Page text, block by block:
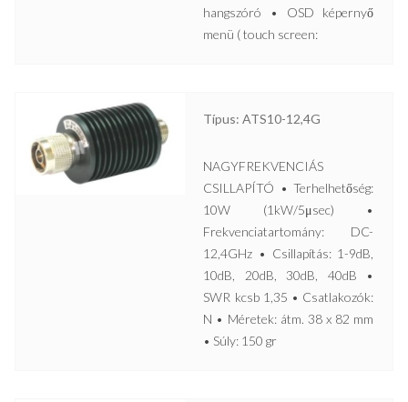
hangszóró • OSD képernyő
menü ( touch screen:
Típus: ATS10-12,4G
NAGYFREKVENCIÁS
CSILLAPÍTÓ • Terhelhetőség:
10W (1kW/5μsec) •
Frekvenciatartomány: DC-
12,4GHz • Csillapítás: 1-9dB,
10dB, 20dB, 30dB, 40dB •
SWR kcsb 1,35 • Csatlakozók:
N • Méretek: átm. 38 x 82 mm
• Súly: 150 gr